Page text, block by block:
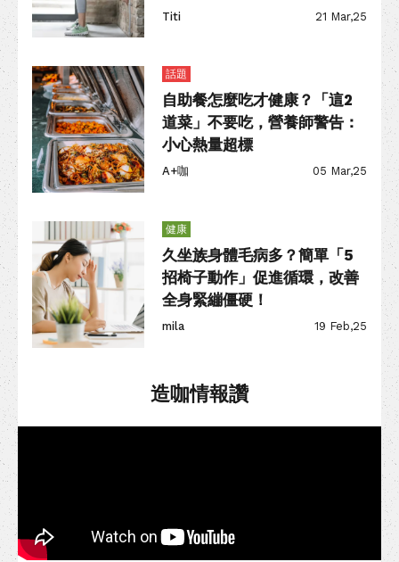
Titi 21 Mar,25
話題
自助餐怎麼吃才健康？「這2
道菜」不要吃，營養師警告：
小心熱量超標
A+咖 05 Mar,25
健康
久坐族身體毛病多？簡單「5
招椅子動作」促進循環，改善
全身緊繃僵硬！
mila 19 Feb,25
造咖情報讚